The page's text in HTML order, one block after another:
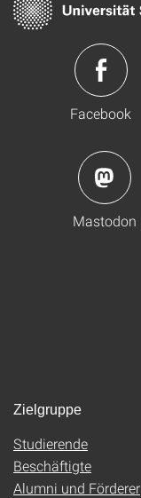
Facebook
Mastodon
Zielgruppe
Studierende
Beschäftigte
Alumni und Förderer